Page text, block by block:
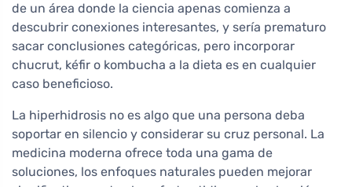
de un área donde la ciencia apenas comienza a
descubrir conexiones interesantes, y sería prematuro
sacar conclusiones categóricas, pero incorporar
chucrut, kéfir o kombucha a la dieta es en cualquier
caso beneficioso.
La hiperhidrosis no es algo que una persona deba
soportar en silencio y considerar su cruz personal. La
medicina moderna ofrece toda una gama de
soluciones, los enfoques naturales pueden mejorar